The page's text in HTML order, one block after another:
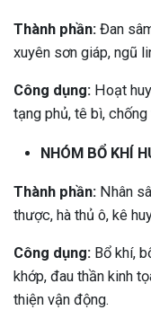
Thành phần: Đan
xuyên sơn giáp, ngũ
Công dụng: Hoạt
tạng phủ, tê bì,
NHÓM BỔ KHÍ
Thành phần: Nhân
thược, hà thủ ô, kê
Công dụng: Bổ khí,
khớp, đau thần kinh
thiện vận động.